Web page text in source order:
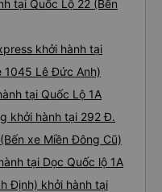
tại Quốc Lộ 22 (Bến
khởi hành tại
1045 Lê Đức Anh)
tại Quốc Lộ 1A
khởi hành tại 292 Đ.
xe Miền Đông Cũ)
tại Dọc Quốc lộ 1A
Định) khởi hành tại